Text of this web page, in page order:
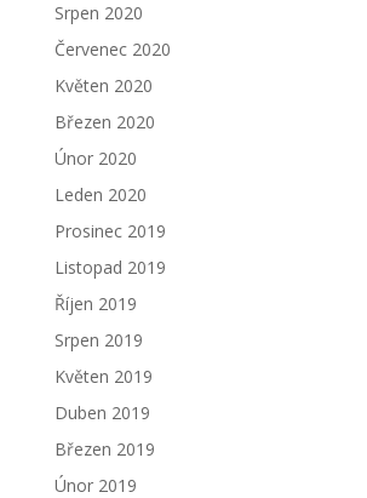
Srpen 2020
Červenec 2020
Květen 2020
Březen 2020
Únor 2020
Leden 2020
Prosinec 2019
Listopad 2019
Říjen 2019
Srpen 2019
Květen 2019
Duben 2019
Březen 2019
Únor 2019